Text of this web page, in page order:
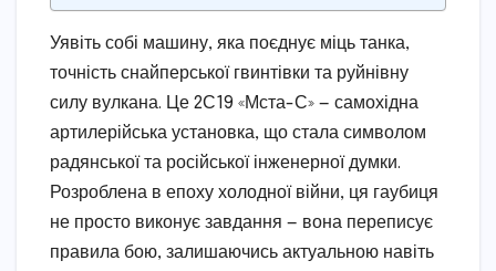
Уявіть собі машину, яка поєднує міць танка,
точність снайперської гвинтівки та руйнівну
силу вулкана. Це 2С19 «Мста-С» — самохідна
артилерійська установка, що стала символом
радянської та російської інженерної думки.
Розроблена в епоху холодної війни, ця гаубиця
не просто виконує завдання — вона переписує
правила бою, залишаючись актуальною навіть